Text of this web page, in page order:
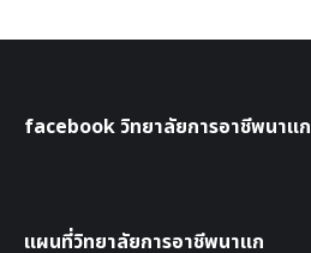
facebook วิทยาลัยการอาชีพนาแก
แผนที่วิทยาลัยการอาชีพนาแก